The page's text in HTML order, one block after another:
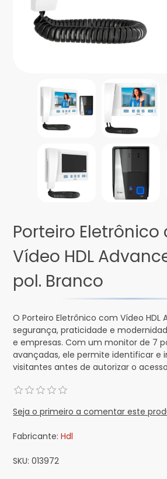
Porteiro Eletrônico
Vídeo HDL
pol. Branco
O Porteiro Eletrônico com Vídeo HDL
segurança, praticidade e
e empresas. Com um monitor de 7
avançadas, ele permite identificar e
visitantes antes de autorizar o
Seja o primeiro a comentar este
Fabricante: Hdl
SKU: 013972